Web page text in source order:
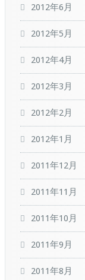
2012年6月
2012年5月
2012年4月
2012年3月
2012年2月
2012年1月
2011年12月
2011年11月
2011年10月
2011年9月
2011年8月